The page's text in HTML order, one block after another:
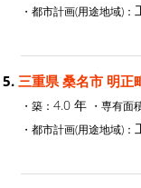
・都市計画(用途地域)：
5. 三重県 桑名市 明正
・築： 4.0 年 ・専有面
・都市計画(用途地域)：